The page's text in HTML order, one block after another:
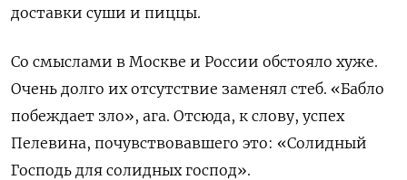
доставки суши и пиццы.
Со смыслами в Москве и России обстояло хуже.
Очень долго их отсутствие заменял стеб. «Бабло
побеждает зло», ага. Отсюда, к слову, успех
Пелевина, почувствовавшего это: «Солидный
Господь для солидных господ».